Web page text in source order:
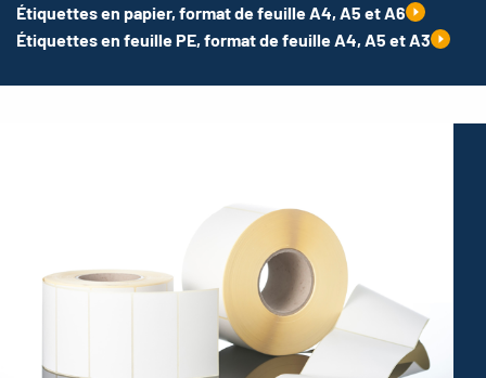
Étiquettes en papier, format de feuille A4, A5 et A6
Étiquettes en feuille PE, format de feuille A4, A5 et A3